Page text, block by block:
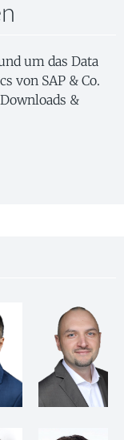
um das Data
von SAP & Co.
&